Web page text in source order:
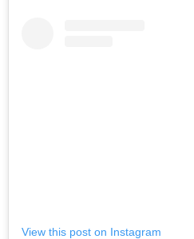
View this post on Instagram